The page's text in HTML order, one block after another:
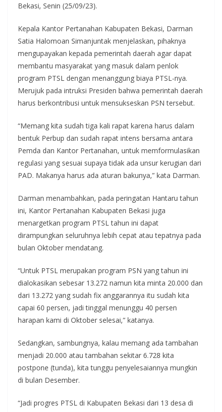
Bekasi, Senin (25/09/23).
Kepala Kantor Pertanahan Kabupaten Bekasi, Darman
Satia Halomoan Simanjuntak menjelaskan, pihaknya
mengupayakan kepada pemerintah daerah agar dapat
membantu masyarakat yang masuk dalam penlok
program PTSL dengan menanggung biaya PTSL-nya.
Merujuk pada intruksi Presiden bahwa pemerintah daerah
harus berkontribusi untuk mensukseskan PSN tersebut.
“Memang kita sudah tiga kali rapat karena harus dalam
bentuk Perbup dan sudah rapat intens bersama antara
Pemda dan Kantor Pertanahan, untuk memformulasikan
regulasi yang sesuai supaya tidak ada unsur kerugian dari
PAD. Makanya harus ada aturan bakunya,” kata Darman.
Darman menambahkan, pada peringatan Hantaru tahun
ini, Kantor Pertanahan Kabupaten Bekasi juga
menargetkan program PTSL tahun ini dapat
dirampungkan seluruhnya lebih cepat atau tepatnya pada
bulan Oktober mendatang.
“Untuk PTSL merupakan program PSN yang tahun ini
dialokasikan sebesar 13.272 namun kita minta 20.000 dan
dari 13.272 yang sudah fix anggarannya itu sudah kita
capai 60 persen, jadi tinggal menunggu 40 persen
harapan kami di Oktober selesai,” katanya.
Sedangkan, sambungnya, kalau memang ada tambahan
menjadi 20.000 atau tambahan sekitar 6.728 kita
postpone (tunda), kita tunggu penyelesaiannya mungkin
di bulan Desember.
“Jadi progres PTSL di Kabupaten Bekasi dari 13 desa di